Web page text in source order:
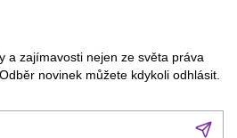
a zajímavosti nejen ze světa práva
novinek můžete kdykoli odhlásit.